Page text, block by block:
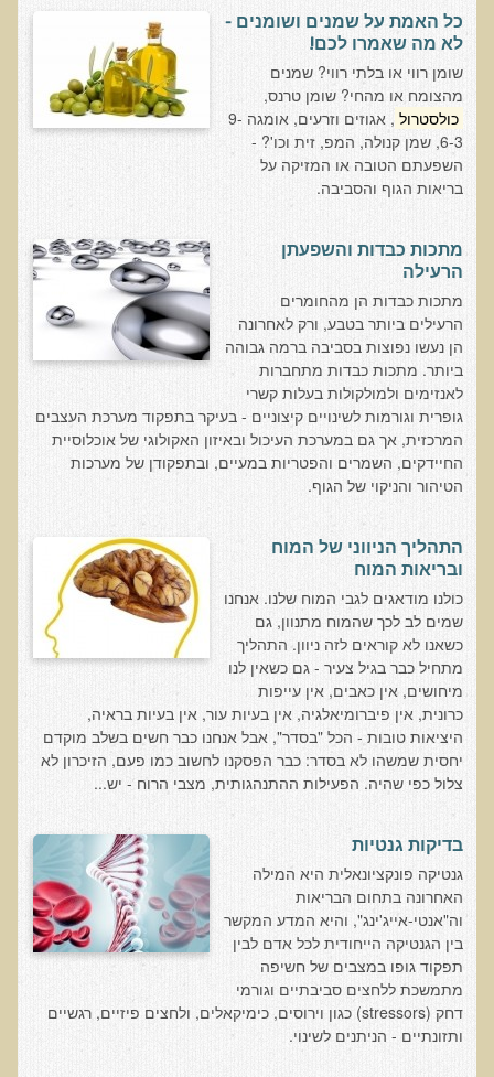
תודה דר' עדיאל שהצלת את חיי!
אודות
הצוות שלנו
ענבל ליבסקי, Bsc, ND
ד"ר גבריאל שמלוב MD
ד"ר שולמית לוריא (MD)
אקופוליטן רשת בינ"ל לבריאות האדם והסביבה
מיהו ד"ר עדיאל תל-אורן
הארגון למזעור החשיפה האלקטרומגנטית
מרפ"י - המרכז לרפואה פונקציונאלית בישראל
הקלה בדיכאון חמור
חקר יוחסין חוצה דורות MTTG
דיטוקסיפיקציה של הנפש EMDR
EMDR BSP MTTG
הארגון הישראלי לרפואת שיניים פונקציונאלית
תסמונת הנוירון הוקסי
מחקרים וספרות מדעית
רפואת שיניים ללא כספית ואמלגם
גולשים ממליצים
צור קשר
הסמכה
סדנאות מעמיקות להסמכה
טיהור רעלים
כל האמת על שמנים ושומנים -
לא מה שאמרו לכם!
שומן רווי או בלתי רווי? שמנים
מהצומח או מהחי? שומן טרנס,
כולסטרול
, אגוזים וזרעים, אומגה 9-
6-3, שמן קנולה, המפ, זית וכו'? -
השפעתם הטובה או המזיקה על
בריאות הגוף והסביבה.
מתכות כבדות והשפעתן
הרעילה
מתכות כבדות הן מהחומרים
הרעילים ביותר בטבע, ורק לאחרונה
הן נעשו נפוצות בסביבה ברמה גבוהה
ביותר. מתכות כבדות מתחברות
לאנזימים ולמולקולות בעלות קשרי
גופרית וגורמות לשינויים קיצוניים - בעיקר בתפקוד מערכת העצבים
המרכזית, אך גם במערכת העיכול ובאיזון האקולוגי של אוכלוסיית
החיידקים, השמרים והפטריות במעיים, ובתפקודן של מערכות
הטיהור והניקוי של הגוף.
התהליך הניווני של המוח
ובריאות המוח
כולנו מודאגים לגבי המוח שלנו. אנחנו
שמים לב לכך שהמוח מתנוון, גם
כשאנו לא קוראים לזה ניוון. התהליך
מתחיל כבר בגיל צעיר - גם כשאין לנו
מיחושים, אין כאבים, אין עייפות
כרונית, אין פיברומיאלגיה, אין בעיות עור, אין בעיות בראיה,
היציאות טובות - הכל "בסדר", אבל אנחנו כבר חשים בשלב מוקדם
יחסית שמשהו לא בסדר: כבר הפסקנו לחשוב כמו פעם, הזיכרון לא
צלול כפי שהיה. הפעילות ההתנהגותית, מצבי הרוח - יש...
בדיקות גנטיות
גנטיקה פונקציונאלית היא המילה
האחרונה בתחום הבריאות
וה"אנטי-אייג'ינג", והיא המדע המקשר
בין הגנטיקה הייחודית לכל אדם לבין
תפקוד גופו במצבים של חשיפה
מתמשכת ללחצים סביבתיים וגורמי
דחק (stressors) כגון וירוסים, כימיקאלים, ולחצים פיזיים, רגשיים
ותזונתיים - הניתנים לשינוי.